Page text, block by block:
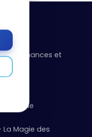
vos finances et
chaque
Magie des